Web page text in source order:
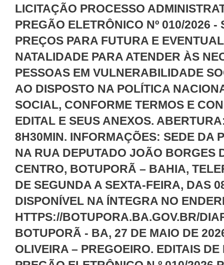
LICITAÇÃO PROCESSO
PREGÃO ELETRÔNICO Nº 010/2026 -
PREÇOS PARA FUTURA E
NATALIDADE PARA ATENDER ÀS
PESSOAS EM VULNERABILIDADE
AO DISPOSTO NA POLÍTICA
SOCIAL, CONFORME TERMOS E
EDITAL E SEUS ANEXOS.
8H30MIN. INFORMAÇÕES: SEDE DA
NA RUA DEPUTADO JOÃO BORGES
CENTRO, BOTUPORÃ – BAHIA,
DE SEGUNDA A SEXTA-FEIRA, DAS
DISPONÍVEL NA ÍNTEGRA NO
HTTPS://BOTUPORA.BA.GOV.BR/
BOTUPORÃ - BA, 27 DE MAIO DE
OLIVEIRA – PREGOEIRO. EDITAIS